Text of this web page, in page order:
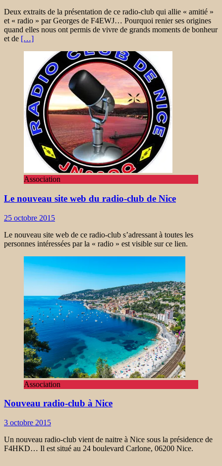
Deux extraits de la présentation de ce radio-club qui allie « amitié »
et « radio » par Georges de F4EWJ… Pourquoi renier ses origines
quand elles nous ont permis de vivre de grands moments de bonheur
et de […]
Association
Le nouveau site web du radio-club de Nice
25 octobre 2015
Le nouveau site web de ce radio-club s’adressant à toutes les
personnes intéressées par la « radio » est visible sur ce lien.
Association
Nouveau radio-club à Nice
3 octobre 2015
Un nouveau radio-club vient de naitre à Nice sous la présidence de
F4HKD… Il est situé au 24 boulevard Carlone, 06200 Nice.